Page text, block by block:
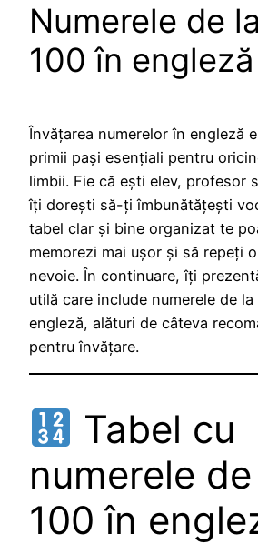
Numerele de
100 în engleză
Învățarea numerelor în engleză
primii pași esențiali pentru
limbii. Fie că ești elev, profesor
îți dorești să-ți îmbunătățești
tabel clar și bine organizat te
memorezi mai ușor și să repeți
nevoie. În continuare, îți
utilă care include numerele de la
engleză, alături de câteva
pentru învățare.
Tabel cu
numerele
100 în